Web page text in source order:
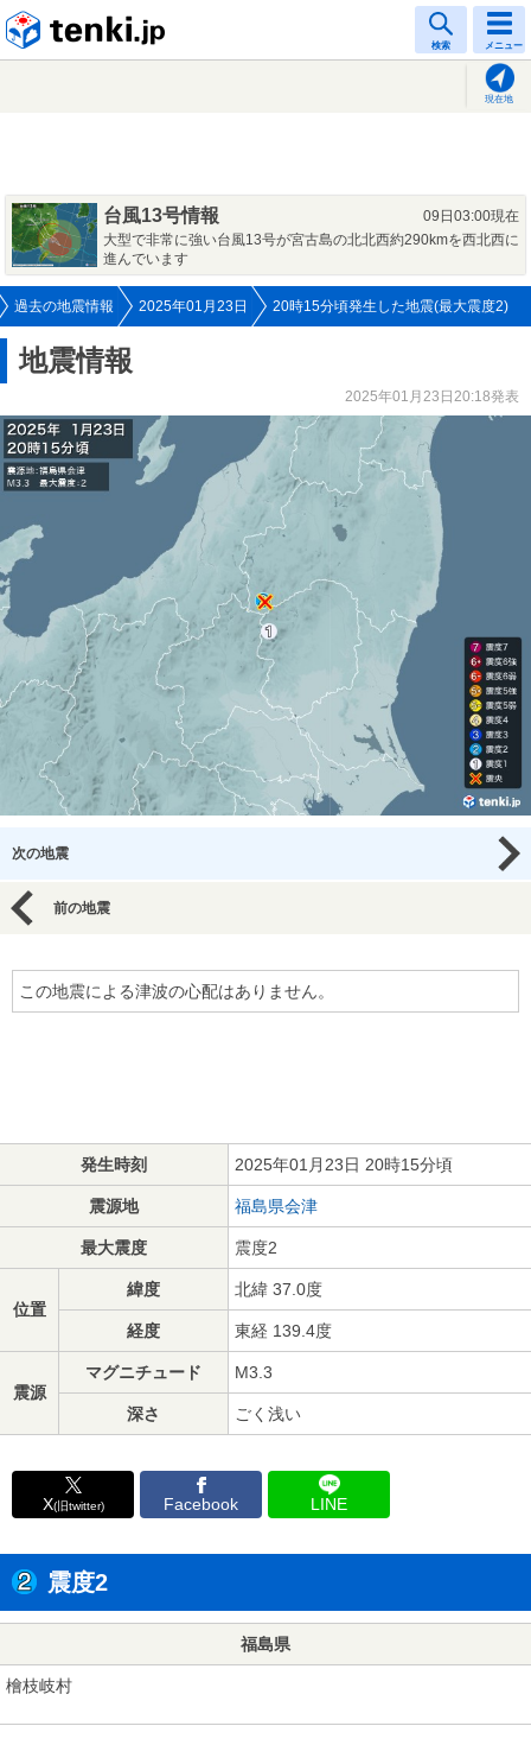
検索 メニュー
現在地
台風13号情報
09日03:00現在
大型で非常に強い台風13号が宮古島の北北西約290kmを西北西に
進んでいます
過去の地震情報 2025年01月23日 20時15分頃発生した地震(最大震度2)
地震情報
2025年01月23日20:18発表
次の地震
前の地震
この地震による津波の心配はありません。
発生時刻 2025年01月23日 20時15分頃
震源地 福島県会津
最大震度 震度2
位置
緯度 北緯 37.0度
経度 東経 139.4度
震源
マグニチュード M3.3
深さ ごく浅い
X(旧twitter) Facebook LINE
震度2
福島県
檜枝岐村